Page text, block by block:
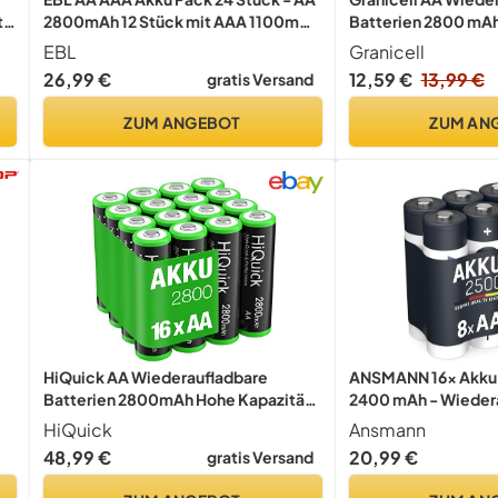
2800mAh 12 Stück mit AAA 1100mAh
12 Stück, 1,2V NI-MH
wiederaufladbare Batterien
EBL
26,99 €
gratis Versand
ZUM ANGEBOT
Batterien 2800
1500 Zyklen, 1.2V
Discharge AA
Granicell
12,59 € 13,99 €
ZUM
HiQuick AA Wiederaufladbare
Batterien 2800mAh Hohe Kapazität
16er Pack
HiQuick
48,99 €
gratis Versand
ANSMANN 16x
2400 mAh -
Batterien LR06
Ansmann
20,99 €